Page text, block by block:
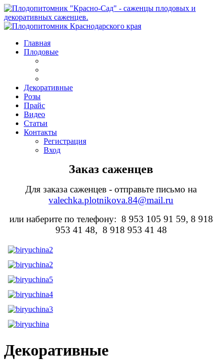
Главная
Плодовые
Декоративные
Розы
Прайс
Видео
Статьи
Контакты
Регистрация
Вход
Заказ саженцев
Для заказа саженцев - отправьте письмо на
valechka.plotnikova.84@mail.ru
или наберите по телефону: 8 953 105 91 59, 8 918
953 41 48, 8 918 953 41 48
Декоративные